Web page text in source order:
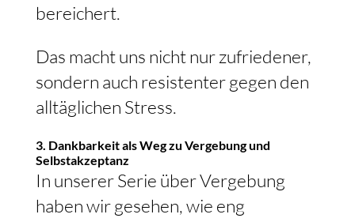
bereichert.
Das macht uns nicht nur zufriedener,
sondern auch resistenter gegen den
alltäglichen Stress.
3. Dankbarkeit als Weg zu Vergebung und
Selbstakzeptanz
In unserer Serie über Vergebung
haben wir gesehen, wie eng